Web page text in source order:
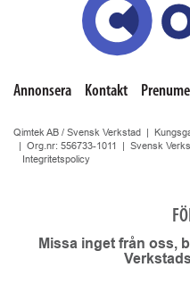
Annonsera Kontakt
Qimtek AB / Svensk Verkstad |
| Org.nr: 556733-1011 | Svensk
Integritetspolicy
Missa inget från oss,